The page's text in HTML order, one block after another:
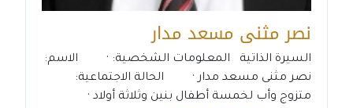
نصر مثنى مسعد مدار
السيرة الذاتية المعلومات الشخصية: · الاسم:
نصر مثنى مسعد مدار · الحالة الاجتماعية:
متزوج وأب لخمسة أطفال بنين وثلاثة أولاد ·